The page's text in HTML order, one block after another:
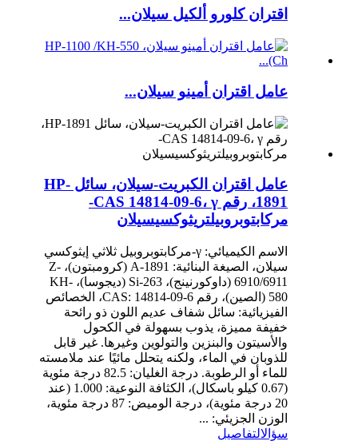
اقتران كلورو ألكيل سيلان...
عامل اقتران أمينو سيلان...
عامل اقتران الكبريت-سيلان، سائل HP-
1891، رقم CAS 14814-09-6، γ-
مركابتوبروبيلتريثوكسيسيلان
الاسم الكيميائي: γ-مركابتوبروبيل ثلاثي إيثوكسي
سيلان، الصيغة البنائية: A-1891 (كرومبتون)، Z-
6910/6911 (داوكورنينج)، Si-263 (ديجوسا)، KH-
580 (الصين)، رقم CAS: 14814-09-6، الخصائص
الفيزيائية: سائل شفاف عديم اللون ذو رائحة
خفيفة مميزة، يذوب بسهولة في الكحول
والأسيتون والبنزين والتولوين وغيرها. غير قابل
للذوبان في الماء، ولكنه يتحلل مائيًا عند ملامسته
للماء أو الرطوبة. درجة الغليان: 82.5 درجة مئوية
(0.67 كيلو باسكال)، الكثافة النوعية: 1.000 (عند
20 درجة مئوية)، درجة الوميض: 87 درجة مئوية،
الوزن الجزيئي: ...
سؤالالتفاصيل